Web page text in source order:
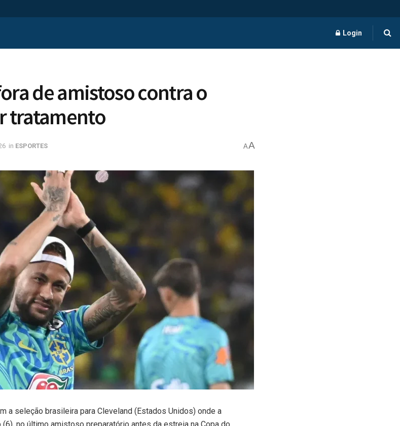
Login
de amistoso contra o
tratamento
in ESPORTES AA
a seleção brasileira para Cleveland (Estados Unidos) onde a